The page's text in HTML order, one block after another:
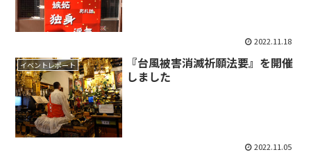
2022.11.18
イベントレポート
『台風被害消滅祈願法要』を開催
しました
2022.11.05